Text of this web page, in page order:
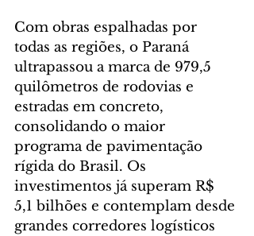
Com obras espalhadas por
todas as regiões, o Paraná
ultrapassou a marca de 979,5
quilômetros de rodovias e
estradas em concreto,
consolidando o maior
programa de pavimentação
rígida do Brasil. Os
investimentos já superam R$
5,1 bilhões e contemplam desde
grandes corredores logísticos